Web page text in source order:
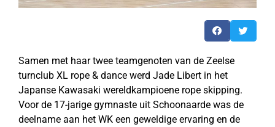
Samen met haar twee teamgenoten van de Zeelse
turnclub XL rope & dance werd Jade Libert in het
Japanse Kawasaki wereldkampioene rope skipping.
Voor de 17-jarige gymnaste uit Schoonaarde was de
deelname aan het WK een geweldige ervaring en de